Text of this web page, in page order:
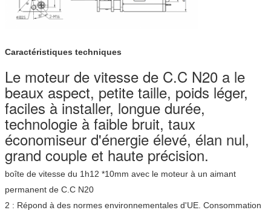
Caractéristiques techniques
Le moteur de vitesse de C.C N20 a le
beaux aspect, petite taille, poids léger,
faciles à installer, longue durée,
technologie à faible bruit, taux
économiseur d'énergie élevé, élan nul,
grand couple et haute précision.
boîte de vitesse du 1h12 *10mm avec le moteur à un aimant
permanent de C.C N20
2 : Répond à des normes environnementales d'UE. Consommation